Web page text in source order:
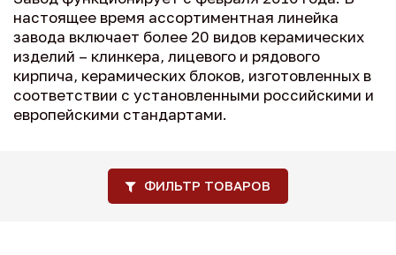
настоящее время ассортиментная линейка
завода включает более 20 видов керамических
изделий – клинкера, лицевого и рядового
кирпича, керамических блоков, изготовленных в
соответствии с установленными российскими и
европейскими стандартами.
ФИЛЬТР ТОВАРОВ